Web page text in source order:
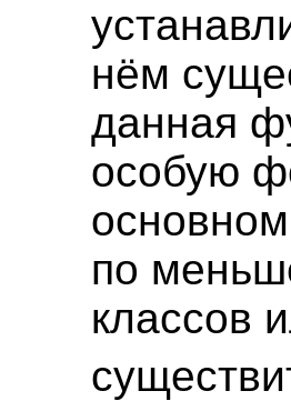
нём
данная
особую
по
классов